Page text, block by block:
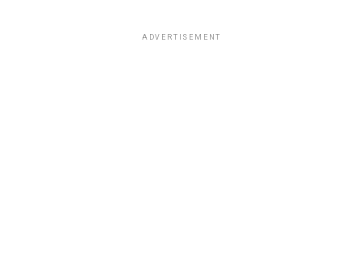
capítulo más controvertido de la ley, los directivos de la
ADVERTISEMENT